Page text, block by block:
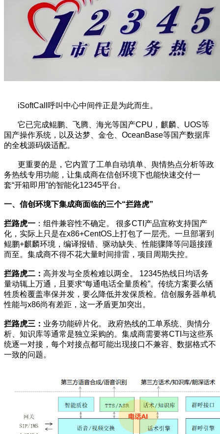
iSoftCall呼叫中心中间件正是为此而生。
它已完成鲲鹏、飞腾、海光等国产CPU，麒麟、UOS等
国产操作系统，以及达梦、金仓、OceanBase等国产数据库
的全栈源码级适配。
更重要的是，它内置了工单自动填单、舆情热点分析等政
务热线专用功能，让集成商在信创环境下也能快速交付一
套“开箱即用”的智能化12345平台。
一、 信创环境下集成商面临的三个“拦路虎”
拦路虎一 ：组件兼容性不确定。 很多CTI产品宣称支持国产
化，实际上只是在x86+CentOS上打包了一层壳。一旦部署到
鲲鹏+麒麟环境，编译报错、驱动缺失、性能骤降等问题接踵
而至。集成商不得不花大量时间排雷，项目周期失控。
拦路虎二： 高并发与全质检难以两全。 12345热线日均话务
量动辄上万通，且要求“每通电话全量质检”。传统方案要么牺
牲质检覆盖率保并发，要么降低并发保质检。信创服务器单机
性能与x86尚有差距，这一矛盾更加突出。
拦路虎三： 业务功能碎片化。 政府热线的工单系统、舆情分
析、知识库等通常是独立采购的。集成商需要将CTI与这些系
统逐一对接，每个对接点都可能出现接口不兼容、数据格式不
一致的问题。